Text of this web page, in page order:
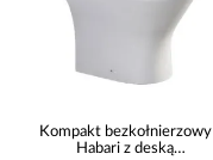
Kompakt bezkołnierzowy
Habari z deską